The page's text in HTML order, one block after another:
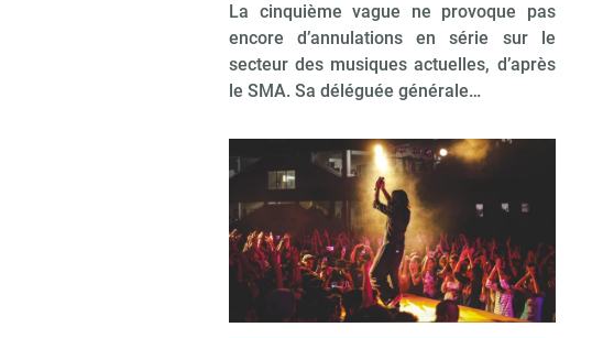
La cinquième vague ne provoque pas
encore d’annulations en série sur le
secteur des musiques actuelles, d’après
le SMA. Sa déléguée générale…